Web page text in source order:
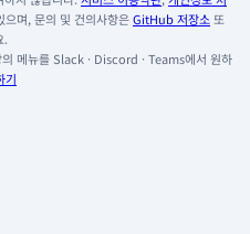
으며, 문의 및 건의사항은GitHub 저장소 또
.
의 메뉴를 Slack · Discord · Teams에서 원하
기